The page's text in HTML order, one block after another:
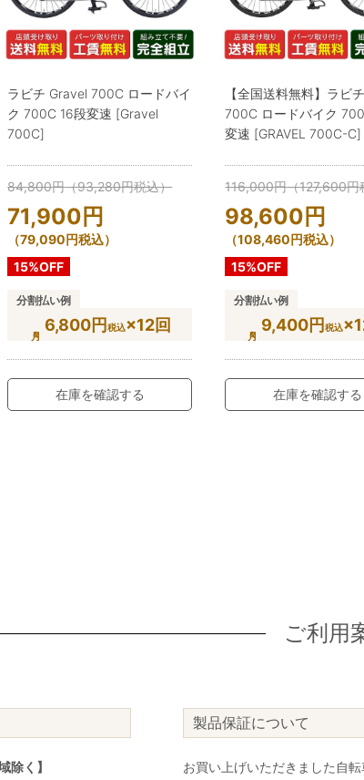
ラビチ Gravel 700C ロードバイ
ク 700C 16段変速 [Gravel
700C]
84,800円（93,280円税込）
71,900 円
（79,090円税込）
15%OFF
分割払い例
6,800円税込×12回
在庫を確認する
【全国送料無料】ラビ
700C ロードバイク
変速 [GRAVEL 700C-C]
116,000円（127,600円
98,600 円
（108,460円税込）
15%OFF
分割払い例
9,400円税込
在庫を確認する
ご利用
除く】
製品保証について
お買い上げいただきました自